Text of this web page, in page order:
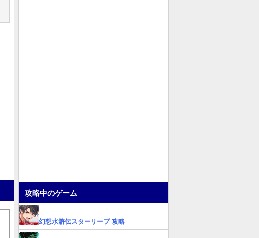
攻略中のゲーム
幻想水滸伝スターリープ 攻略